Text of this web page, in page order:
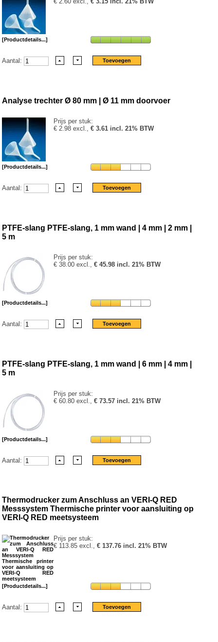
[Productdetails...]
Aantal:
Analyse trechter Ø 80 mm | Ø 11 mm doorvoer
Prijs per stuk:
€ 2.98 excl.,€ 3.61 incl. 21% BTW
[Productdetails...]
Aantal:
PTFE-slang PTFE-slang, 1 mm wand | 4 mm | 2 mm |
5 m
Prijs per stuk:
€ 38.00 excl.,€ 45.98 incl. 21% BTW
[Productdetails...]
Aantal:
PTFE-slang PTFE-slang, 1 mm wand | 6 mm | 4 mm |
5 m
Prijs per stuk:
€ 60.80 excl.,€ 73.57 incl. 21% BTW
[Productdetails...]
Aantal:
Thermodrucker zum Anschluss an VERI-Q RED
Messsystem Thermische printer voor aansluiting op
VERI-Q RED meetsysteem
Prijs per stuk:
€ 113.85 excl.,€ 137.76 incl. 21% BTW
[Productdetails...]
Aantal: